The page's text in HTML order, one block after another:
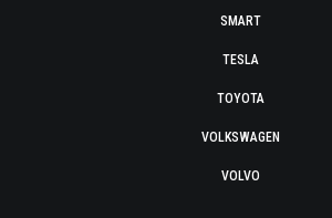
SMART
TESLA
TOYOTA
VOLKSWAGEN
VOLVO